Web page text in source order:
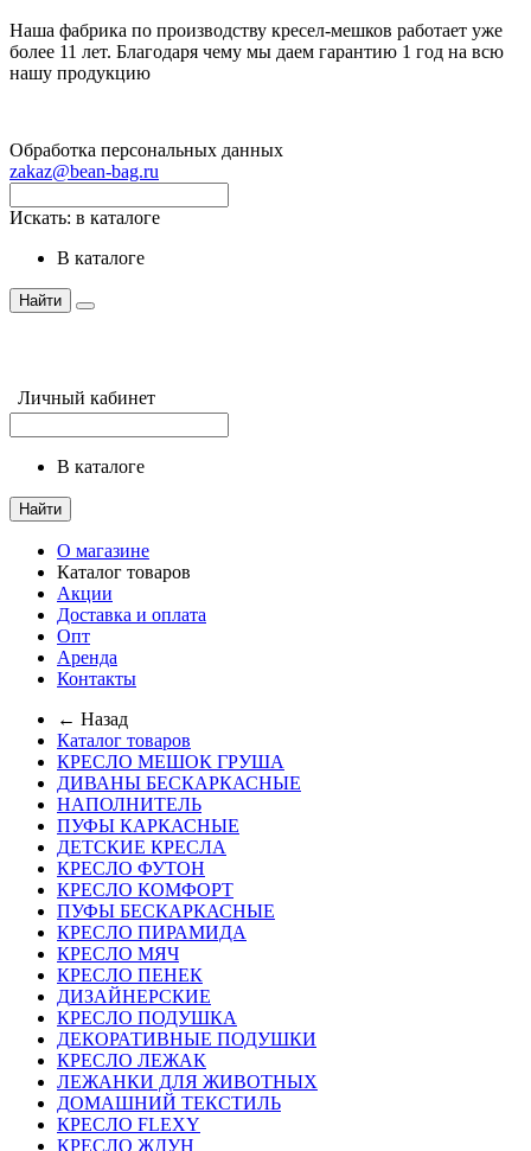
Наша фабрика по производству кресел-мешков работает уже
более 11 лет. Благодаря чему мы даем гарантию 1 год на всю
нашу продукцию
Обработка персональных данных
zakaz@bean-bag.ru
Искать: в каталоге
в каталоге
Найти
Личный кабинет
в каталоге
Найти
О магазине
Каталог товаров
Акции
Доставка и оплата
Опт
Аренда
Контакты
← Назад
Каталог товаров
КРЕСЛО МЕШОК ГРУША
ДИВАНЫ БЕСКАРКАСНЫЕ
НАПОЛНИТЕЛЬ
ПУФЫ КАРКАСНЫЕ
ДЕТСКИЕ КРЕСЛА
КРЕСЛО ФУТОН
КРЕСЛО КОМФОРТ
ПУФЫ БЕСКАРКАСНЫЕ
КРЕСЛО ПИРАМИДА
КРЕСЛО МЯЧ
КРЕСЛО ПЕНЕК
ДИЗАЙНЕРСКИЕ
КРЕСЛО ПОДУШКА
ДЕКОРАТИВНЫЕ ПОДУШКИ
КРЕСЛО ЛЕЖАК
ЛЕЖАНКИ ДЛЯ ЖИВОТНЫХ
ДОМАШНИЙ ТЕКСТИЛЬ
КРЕСЛО FLEXY
КРЕСЛО ЖДУН